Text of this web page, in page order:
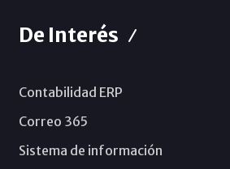
De Interés
Contabilidad ERP
Correo 365
Sistema de información